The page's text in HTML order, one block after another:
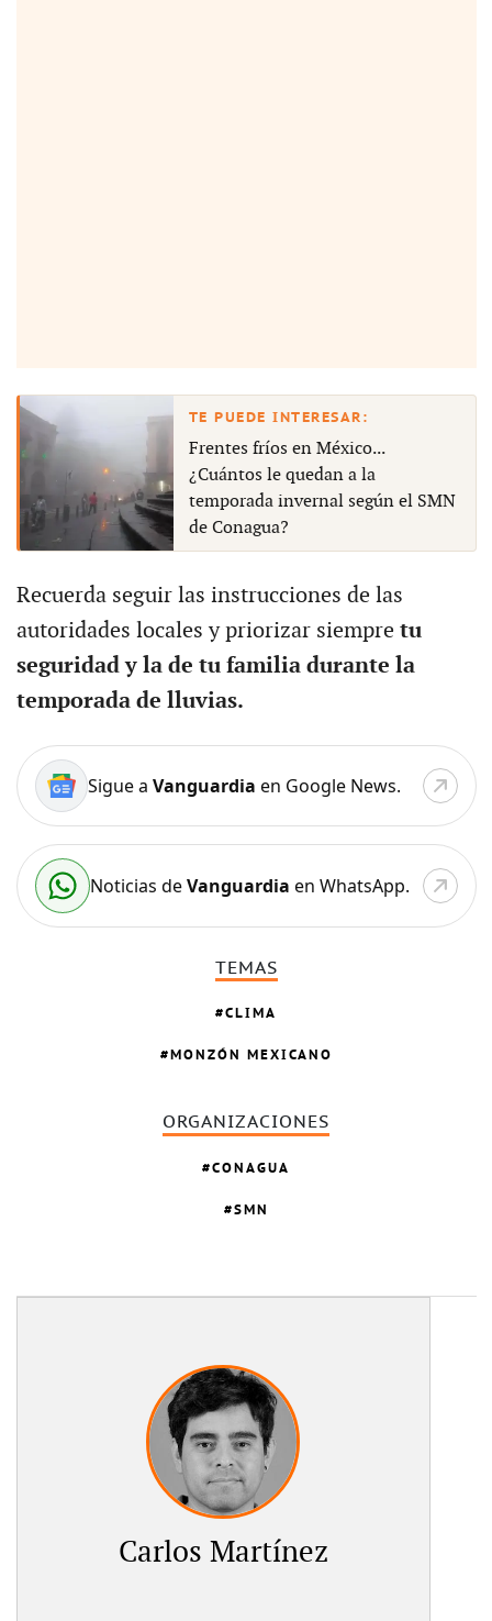
Frentes fríos en México...
¿Cuántos le quedan a la
temporada invernal según el SMN
de Conagua?
Recuerda seguir las instrucciones de las
autoridades locales y priorizar siempre tu
seguridad y la de tu familia durante la
temporada de lluvias.
Sigue a Vanguardia en Google News.
Noticias deVanguardia en WhatsApp.
TEMAS
CLIMA
MONZÓN MEXICANO
ORGANIZACIONES
CONAGUA
SMN
Carlos Martínez